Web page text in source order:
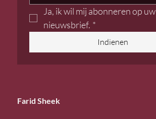
Ja, ik wil mij abonneren op uw
nieuwsbrief. *
Indienen
Farid Sheek